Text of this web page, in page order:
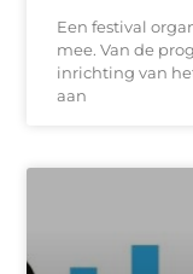
Een festival
mee. Van de
inrichting van
aan